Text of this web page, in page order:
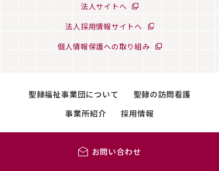
法人サイトへ
法人採用情報サイトへ
個人情報保護への取り組み
聖隷福祉事業団について
聖隷の訪問看護
事業所紹介
採用情報
お問い合わせ